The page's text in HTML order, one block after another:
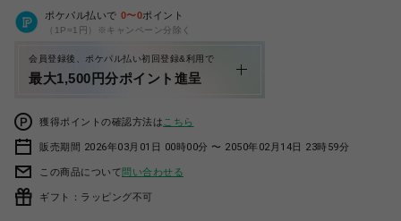
ポケパル払いで 0〜0ポイント
（1P=1円）※キャンペーン分除く
会員登録後、ポケパル払い初回登録&利用で
最大1,500円分ポイント進呈
獲得ポイントの確認方法は こちら
販売期間 2026年03月01日 00時00分 〜 2050年02月14日 23時59分
この商品について問い合わせる
ギフト：ラッピング不可